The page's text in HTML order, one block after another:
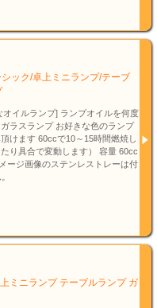
ック/卓上ミニランプ/テーブ
イルランプ] ランプオイルを何度
ラスランプ お好きな色のランプ
けます 60ccで10～15時間燃焼し
り具合で変動します） 容量 60cc
ージ画像のステンレストレーは付
ミニランプ テーブルランプ ガ